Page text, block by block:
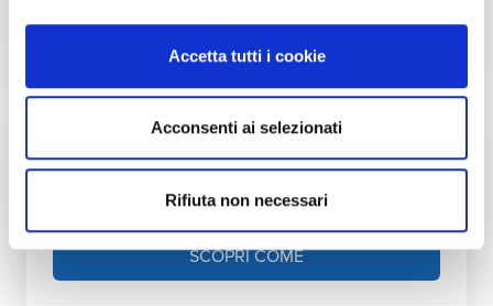
Accetta tutti i cookie
Acconsenti ai selezionati
Rifiuta non necessari
Autonomia ricarica DC (150kW max)
Grafico che mostra l'autonomia in chilometri ottenibile
Fai l'upgrade a più kW in casa
SCOPRI COME